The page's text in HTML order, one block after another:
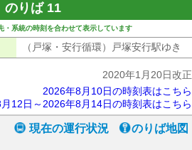
のりば 11
・系統の時刻を合わせて表示しています
（戸塚・安行循環）戸塚安行駅ゆき
2020年1月20日改正
2026年8月10日の時刻表はこちら
12日～2026年8月14日の時刻表はこちら
現在の運行状況 のりば地図